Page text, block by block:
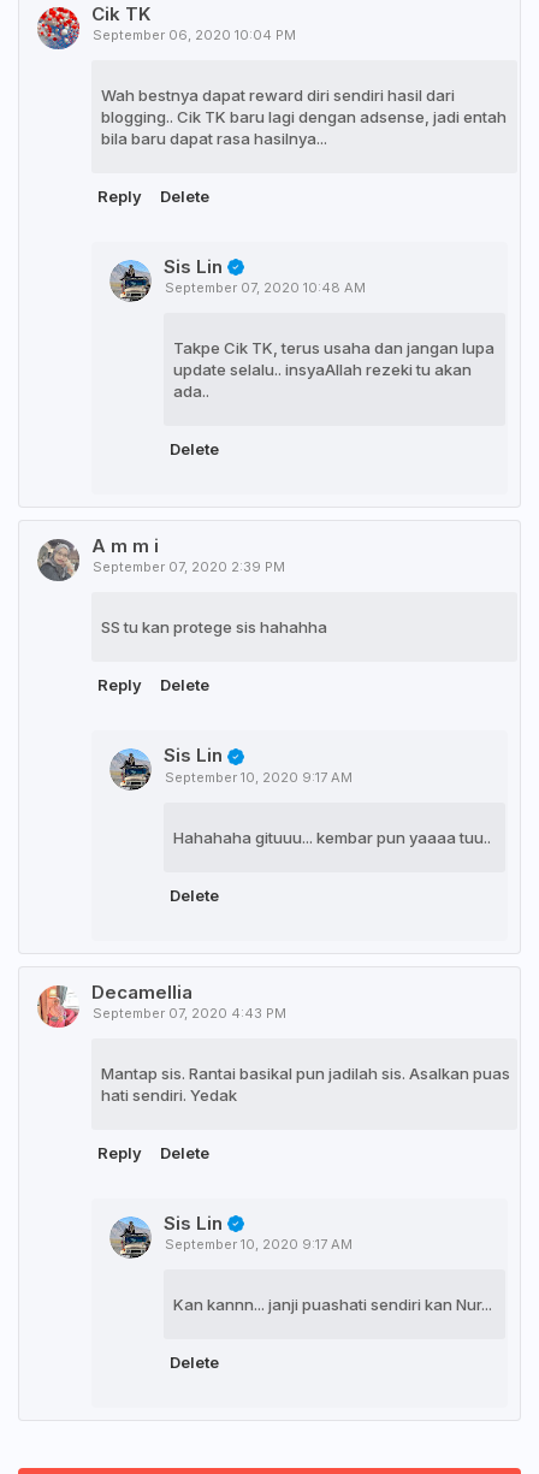
Cik TK
September 06, 2020 10:04 PM
Wah bestnya dapat reward diri sendiri hasil dari
blogging.. Cik TK baru lagi dengan adsense, jadi entah
bila baru dapat rasa hasilnya...
Reply Delete
Sis Lin
September 07, 2020 10:48 AM
Takpe Cik TK, terus usaha dan jangan lupa
update selalu.. insyaAllah rezeki tu akan
ada..
Delete
A m m i
September 07, 2020 2:39 PM
SS tu kan protege sis hahahha
Reply Delete
Sis Lin
September 10, 2020 9:17 AM
Hahahaha gituuu... kembar pun yaaaa tuu..
Delete
Decamellia
September 07, 2020 4:43 PM
Mantap sis. Rantai basikal pun jadilah sis. Asalkan puas
hati sendiri. Yedak
Reply Delete
Sis Lin
September 10, 2020 9:17 AM
Kan kannn... janji puashati sendiri kan Nur...
Delete